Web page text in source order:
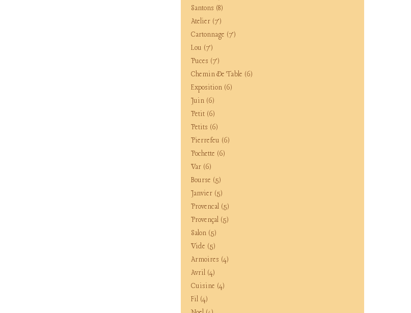
Santons (8)
Atelier (7)
Cartonnage (7)
Lou (7)
Puces (7)
Chemin De Table (6)
Exposition (6)
Juin (6)
Petit (6)
Petits (6)
Pierrefeu (6)
Pochette (6)
Var (6)
Bourse (5)
Janvier (5)
Provencal (5)
Provençal (5)
Salon (5)
Vide (5)
Armoires (4)
Avril (4)
Cuisine (4)
Fil (4)